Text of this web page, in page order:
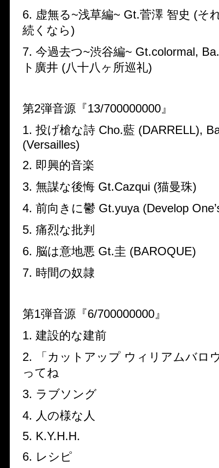
6. 虚無る~浅草編~ Gt.菅澤 智史 (そ
続くなら)
7. 今過去つ~渋谷編~ Gt.colormal, Ba.
ト廣井 (八十八ヶ所巡礼)
第2弾音源『13/700000000 』
1. 投げ槍な詩 Cho.藍 (DARRELL),
(Versailles)
2. 即興的音楽
3. 無謀な後悔 Gt.Cazqui (猫曼珠)
4. 前向きに鬱 Gt.yuya (Develop One’
5. 痛烈な批判
6. 脳は意地悪 Gt.圭 (BAROQUE)
7. 時間の奴隷
第1弾音源『6/700000000 』
1. 建設的な建前
2.
「カットアップ ウィリアムバロ
ってね
3. ラブソング
4. 人の様な人
5. K.Y.H.H.
6. レシピ